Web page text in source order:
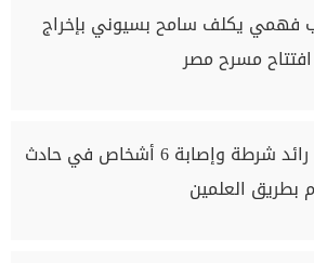
فهمي يكلف سامح بسيوني بإخراج
مسرح مصر
وفاة رائد شرطة وإصابة 6 أشخاص في حادث
بطريق العلمين